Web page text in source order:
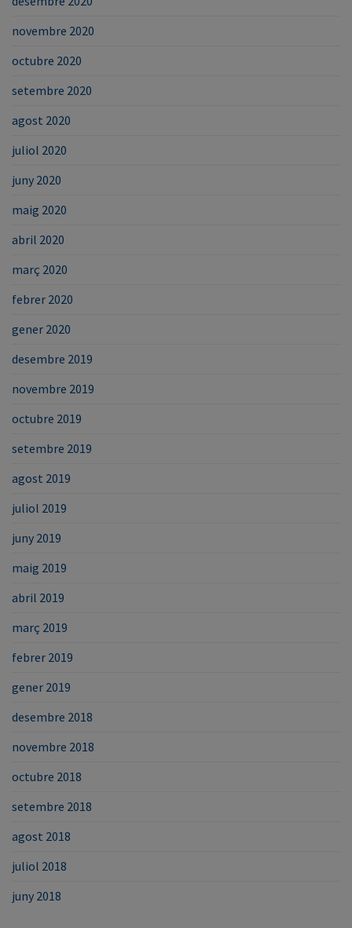
novembre 2020
octubre 2020
setembre 2020
agost 2020
juliol 2020
juny 2020
maig 2020
abril 2020
març 2020
febrer 2020
gener 2020
desembre 2019
novembre 2019
octubre 2019
setembre 2019
agost 2019
juliol 2019
juny 2019
maig 2019
abril 2019
març 2019
febrer 2019
gener 2019
desembre 2018
novembre 2018
octubre 2018
setembre 2018
agost 2018
juliol 2018
juny 2018